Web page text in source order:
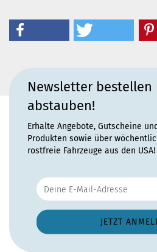
Newsletter bestellen
abstauben!
Erhalte Angebote, Gutscheine
Produkten sowie über
rostfreie Fahrzeuge aus den USA!